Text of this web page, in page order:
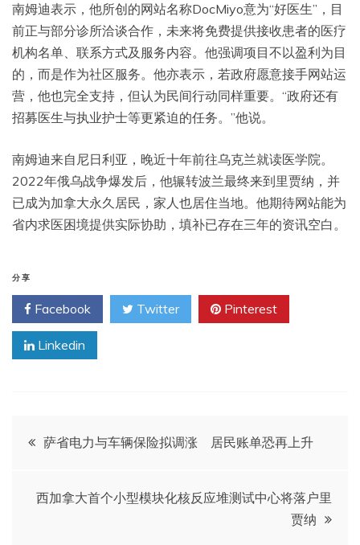
南姆迪表示，他所创的网站名称DocMiyo意为“好医生”，目
前正与部分诊所洽谈合作，未来将免费提供接收患者的医疗
机构名单、联系方式及服务内容。他强调项目不以盈利为目
的，而是作为社区服务。他亦表示，若政府愿意接手网站运
营，他也完全支持，但认为民间行动同样重要。“政府还有
招募医生与执业护士等更紧迫的任务。”他说。
南姆迪来自尼日利亚，晚近十年前往乌克兰就读医学院。
2022年俄乌战争爆发后，他辗转波兰最终来到里贾纳，并
已成为加拿大永久居民，家人也居住当地。他期待网站能为
省内求医困境提供实际协助，填补已存在三年的资讯空白。
分享
Facebook Twitter Pinterest
Linkedin
文 萨省电力与车辆保险拟调涨 居民账单恐再上升
西加拿大首个小型模块化核反应堆测试中心将落户里
贾纳